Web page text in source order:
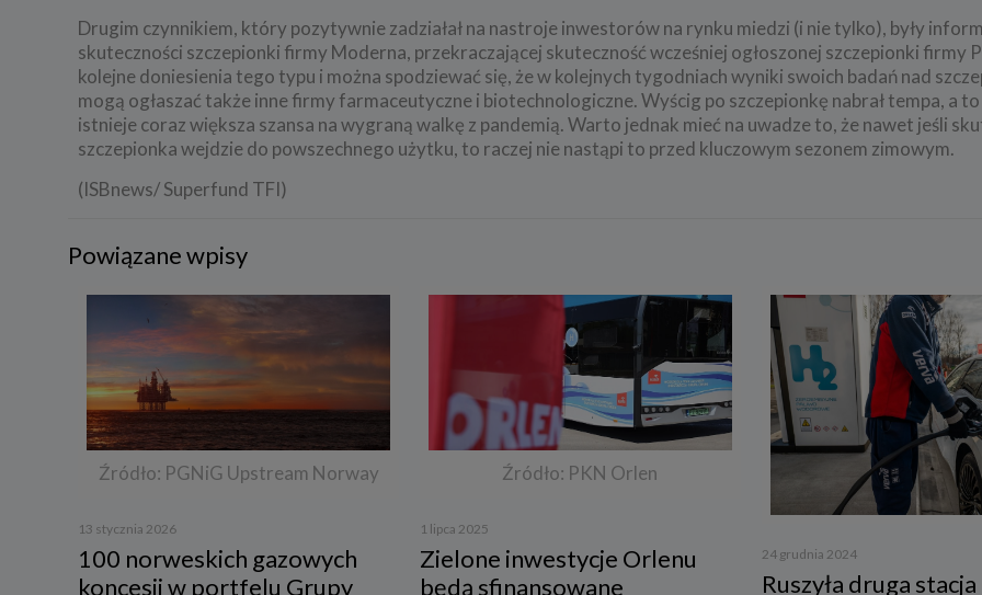
Drugim czynnikiem, który pozytywnie zadziałał na nastroje inwestorów na rynku miedzi (i nie tylko), były
skuteczności szczepionki firmy Moderna, przekraczającej skuteczność wcześniej ogłoszonej szczepionki firmy
kolejne doniesienia tego typu i można spodziewać się, że w kolejnych tygodniach wyniki swoich badań nad
mogą ogłaszać także inne firmy farmaceutyczne i biotechnologiczne. Wyścig po szczepionkę nabrał tempa, a to
istnieje coraz większa szansa na wygraną walkę z pandemią. Warto jednak mieć na uwadze to, że nawet jeśli
szczepionka wejdzie do powszechnego użytku, to raczej nie nastąpi to przed kluczowym sezonem zimowym.
(ISBnews/ Superfund TFI)
Powiązane wpisy
Źródło: PGNiG Upstream Norway
13 stycznia 2026
100 norweskich gazowych
koncesji w portfelu Grupy
Źródło: PKN Orlen
1 lipca 2025
Zielone inwestycje Orlenu
będą sfinansowane
24 grudnia 2024
Ruszyła druga stacja